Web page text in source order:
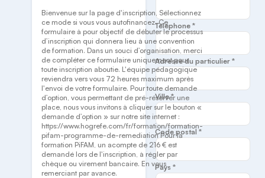
Bienvenue sur la page d'inscription, Sélectionnez
ce mode si vous vous autofinancez. Ce
formulaire à pour objectif de débuter le processus
d’inscription qui donnera lieu à une convention
de formation. Dans un souci d’organisation, merci
de compléter ce formulaire uniquement pour
toute inscription aboutie. L'équipe pédagogique
reviendra vers vous 72 heures maximum après
l'envoi de votre formulaire. Pour toute demande
d’option, vous permettant de pré-réserver une
place, nous vous invitons à cliquer sur le bouton «
demande d’option » sur notre site internet :
https://www.hogrefe.com/fr/formation/formation-
pifam-programme-de-remediation Pour la
formation PiFAM, un acompte de 216 € est
demandé lors de l'inscription, à régler par
chèque ou virement bancaire. En vous
remerciant par avance.
Téléphone *
Adresse du particulier *
Ville *
Code postal *
Pays *